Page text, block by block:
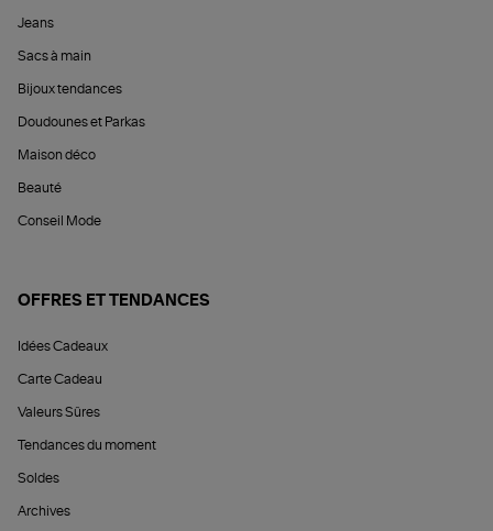
Jeans
Sacs à main
Bijoux tendances
Doudounes et Parkas
Maison déco
Beauté
Conseil Mode
OFFRES ET TENDANCES
Idées Cadeaux
Carte Cadeau
Valeurs Sûres
Tendances du moment
Soldes
Archives